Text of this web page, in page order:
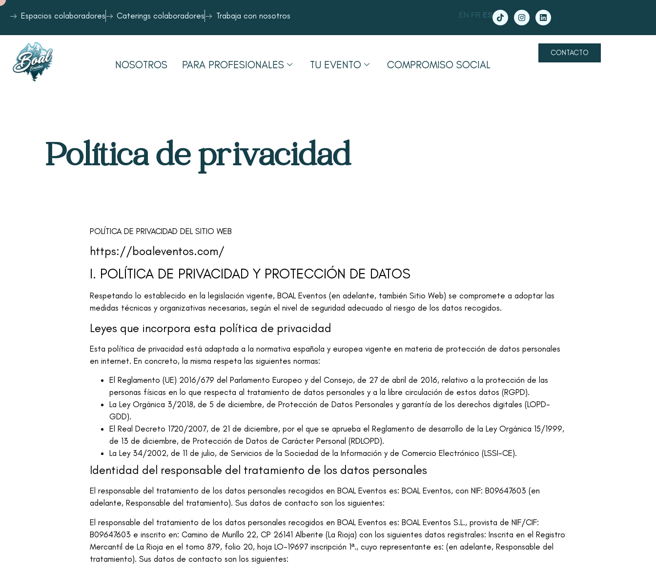
Espacios colaboradores Caterings colaboradores Trabaja con nosotros EN FR ES
NOSOTROS PARA PROFESIONALES TU EVENTO COMPROMISO SOCIAL
CONTACTO
Política de privacidad
POLÍTICA DE PRIVACIDAD DEL SITIO WEB
https://boaleventos.com/
I. POLÍTICA DE PRIVACIDAD Y PROTECCIÓN DE DATOS
Respetando lo establecido en la legislación vigente, BOAL Eventos (en adelante, también Sitio Web) se compromete a adoptar las
medidas técnicas y organizativas necesarias, según el nivel de seguridad adecuado al riesgo de los datos recogidos.
Leyes que incorpora esta política de privacidad
Esta política de privacidad está adaptada a la normativa española y europea vigente en materia de protección de datos personales
en internet. En concreto, la misma respeta las siguientes normas:
El Reglamento (UE) 2016/679 del Parlamento Europeo y del Consejo, de 27 de abril de 2016, relativo a la protección de las
personas físicas en lo que respecta al tratamiento de datos personales y a la libre circulación de estos datos (RGPD).
La Ley Orgánica 3/2018, de 5 de diciembre, de Protección de Datos Personales y garantía de los derechos digitales (LOPD-
GDD).
El Real Decreto 1720/2007, de 21 de diciembre, por el que se aprueba el Reglamento de desarrollo de la Ley Orgánica 15/1999,
de 13 de diciembre, de Protección de Datos de Carácter Personal (RDLOPD).
La Ley 34/2002, de 11 de julio, de Servicios de la Sociedad de la Información y de Comercio Electrónico (LSSI-CE).
Identidad del responsable del tratamiento de los datos personales
El responsable del tratamiento de los datos personales recogidos en BOAL Eventos es: BOAL Eventos, con NIF: B09647603 (en
adelante, Responsable del tratamiento). Sus datos de contacto son los siguientes:
El responsable del tratamiento de los datos personales recogidos en BOAL Eventos es: BOAL Eventos S.L., provista de NIF/CIF:
B09647603 e inscrito en: Camino de Murillo 22, CP 26141 Alberite (La Rioja) con los siguientes datos registrales: Inscrita en el Registro
Mercantil de La Rioja en el tomo 879, folio 20, hoja LO-19697 inscripción 1ª., cuyo representante es: (en adelante, Responsable del
tratamiento). Sus datos de contacto son los siguientes: